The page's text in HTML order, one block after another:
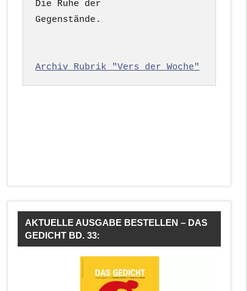
Die Ruhe der
Gegenstände.
Archiv Rubrik "Vers der Woche"
AKTUELLE AUSGABE BESTELLEN – DAS
GEDICHT BD. 33: